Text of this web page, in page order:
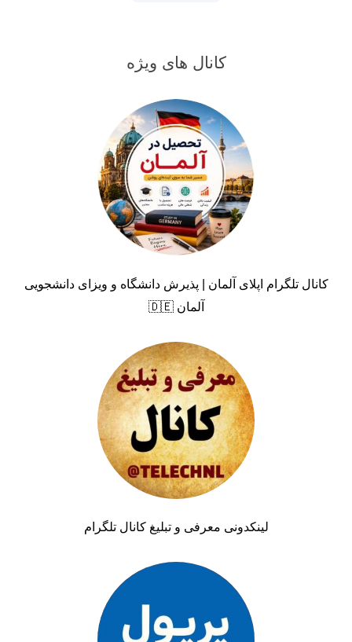
کانال های ویژه
کانال تلگرام اپلای آلمان | پذیرش دانشگاه و ویزای دانشجویی
آلمان 🇩🇪
لینکدونی معرفی و تبلیغ کانال تلگرام